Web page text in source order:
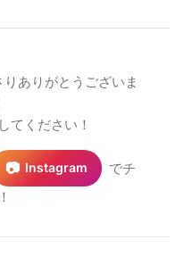
ありがとうございま
てください！
📷 Instagram
でチ